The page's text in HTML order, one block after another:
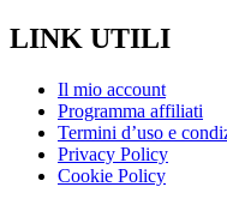
LINK UTILI
Il mio account
Programma affiliati
Termini d’uso e
Privacy Policy
Cookie Policy